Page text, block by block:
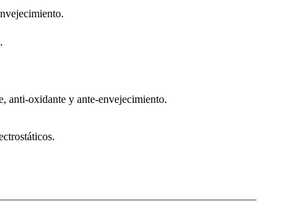
anti-oxidante y ante-envejecimiento.